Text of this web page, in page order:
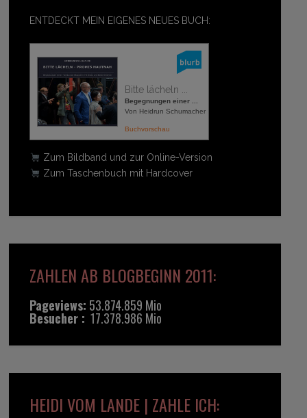
ENTDECKT MEIN EIGENES NEUES BUCH:
Bitte lächeln ...
Begegnungen einer ...
Von Heidrun Schumacher
Buchvorschau
Zum Bildband und zur Online-Version
Zum Taschenbuch mit Hardcover
ZAHLEN AB BLOGBEGINN 2011:
Pageviews: 53.874.859 Mio
Besucher : 17.378.986 Mio
HEIDI VOM LANDE | ZAHLE ICH: